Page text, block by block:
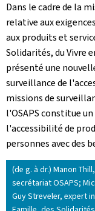
Dans le cadre de la
relative aux
aux produits et
Solidarités, du Vivre
présenté une
surveillance de
missions de
l'OSAPS constitue
l'accessibilité de
personnes avec des
(de g. à dr.) Manon
secrétariat OSAPS;
Guy Streveler, expert